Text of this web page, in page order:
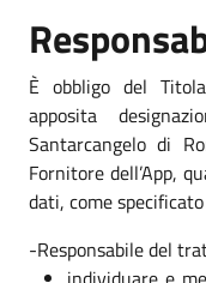
È obbligo del
apposita
Santarcangelo di
Fornitore dell’App,
dati, come
-Responsabile del